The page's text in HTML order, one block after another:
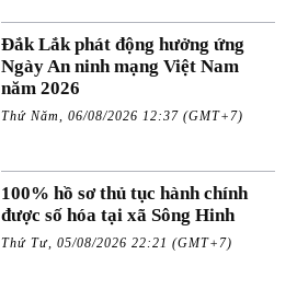
Đắk Lắk phát động hưởng ứng
Ngày An ninh mạng Việt Nam
năm 2026
Thứ Năm, 06/08/2026 12:37 (GMT+7)
100% hồ sơ thủ tục hành chính
được số hóa tại xã Sông Hinh
Thứ Tư, 05/08/2026 22:21 (GMT+7)